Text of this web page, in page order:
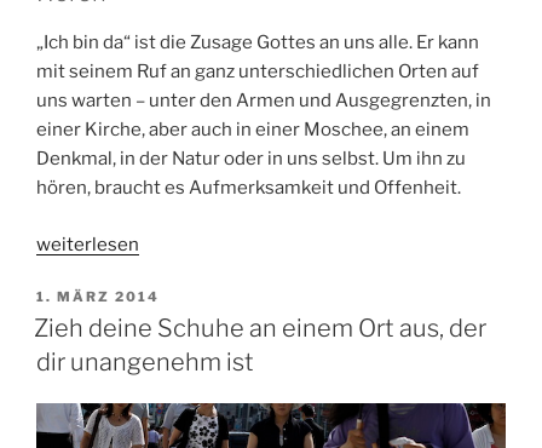
„Ich bin da“ ist die Zusage Gottes an uns alle. Er kann
mit seinem Ruf an ganz unterschiedlichen Orten auf
uns warten – unter den Armen und Ausgegrenzten, in
einer Kirche, aber auch in einer Moschee, an einem
Denkmal, in der Natur oder in uns selbst. Um ihn zu
hören, braucht es Aufmerksamkeit und Offenheit.
„Einladung:
auf
der
Straße
Luxemburg“
weiterlesen
VERÖFFENTLICHT
AM
1. MÄRZ 2014
Zieh deine Schuhe an einem Ort aus, der
dir unangenehm ist